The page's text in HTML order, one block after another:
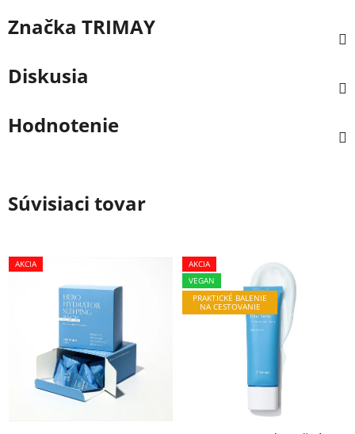
Značka TRIMAY
Diskusia
Hodnotenie
Súvisiaci tovar
AKCIA
AKCIA
VEGAN
PRAKTICKÉ BALENIE
NA CESTOVANIE